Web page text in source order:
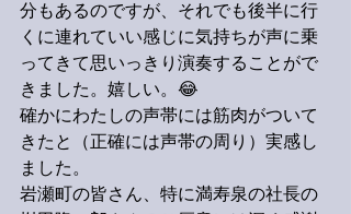
分もあるのですが、それでも後半に行
くに連れていい感じに気持ちが声に乗
ってきて思いっきり演奏することがで
きました。嬉しい。😂
確かにわたしの声帯には筋肉がついて
きたと（正確には声帯の周り）実感し
ました。
岩瀬町の皆さん、特に満寿泉の社長の